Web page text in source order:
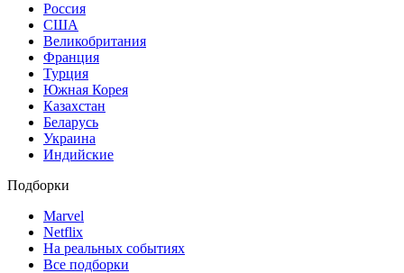
Россия
США
Великобритания
Франция
Турция
Южная Корея
Казахстан
Беларусь
Украина
Индийские
Подборки
Marvel
Netflix
На реальных событиях
Все подборки